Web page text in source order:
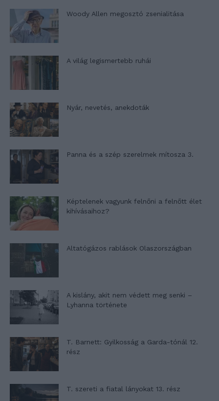
Woody Allen megosztó zsenialitása
A világ legismertebb ruhái
Nyár, nevetés, anekdoták
Panna és a szép szerelmek mítosza 3.
Képtelenek vagyunk felnőni a felnőtt élet
kihívásaihoz?
Altatógázos rablások Olaszországban
A kislány, akit nem védett meg senki –
Lyhanna története
T. Barnett: Gyilkosság a Garda-tónál 12.
rész
T. szereti a fiatal lányokat 13. rész